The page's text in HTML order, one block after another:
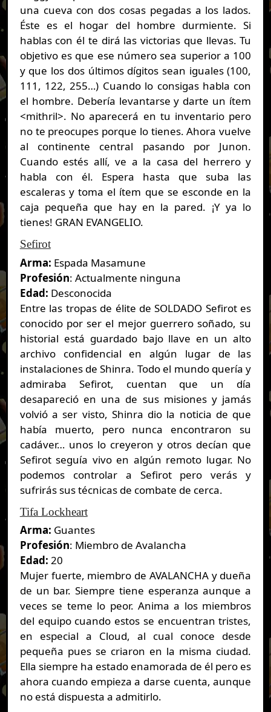
una cueva con dos cosas pegadas a los lados.
Éste es el hogar del hombre durmiente. Si
hablas con él te dirá las victorias que llevas. Tu
objetivo es que ese número sea superior a 100
y que los dos últimos dígitos sean iguales (100,
111, 122, 255…) Cuando lo consigas habla con
el hombre. Debería levantarse y darte un ítem
<mithril>. No aparecerá en tu inventario pero
no te preocupes porque lo tienes. Ahora vuelve
al continente central pasando por Junon.
Cuando estés allí, ve a la casa del herrero y
habla con él. Espera hasta que suba las
escaleras y toma el ítem que se esconde en la
caja pequeña que hay en la pared. ¡Y ya lo
tienes! GRAN EVANGELIO.
Sefirot
Arma: Espada Masamune
Profesión: Actualmente ninguna
Edad: Desconocida
Entre las tropas de élite de SOLDADO Sefirot es
conocido por ser el mejor guerrero soñado, su
historial está guardado bajo llave en un alto
archivo confidencial en algún lugar de las
instalaciones de Shinra. Todo el mundo quería y
admiraba Sefirot, cuentan que un día
desapareció en una de sus misiones y jamás
volvió a ser visto, Shinra dio la noticia de que
había muerto, pero nunca encontraron su
cadáver… unos lo creyeron y otros decían que
Sefirot seguía vivo en algún remoto lugar. No
podemos controlar a Sefirot pero verás y
sufrirás sus técnicas de combate de cerca.
Tifa Lockheart
Arma: Guantes
Profesión: Miembro de Avalancha
Edad: 20
Mujer fuerte, miembro de AVALANCHA y dueña
de un bar. Siempre tiene esperanza aunque a
veces se teme lo peor. Anima a los miembros
del equipo cuando estos se encuentran tristes,
en especial a Cloud, al cual conoce desde
pequeña pues se criaron en la misma ciudad.
Ella siempre ha estado enamorada de él pero es
ahora cuando empieza a darse cuenta, aunque
no está dispuesta a admitirlo.